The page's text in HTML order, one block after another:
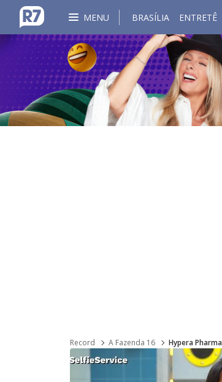
MENU BRASÍLIA ENTRETÊ
Record A Fazenda 16 Hypera Pharma